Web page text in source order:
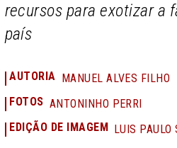
recursos para exotizar a
país
AUTORIA MANUEL ALVES FILHO
FOTOS ANTONINHO PERRI
EDIÇÃO DE IMAGEM LUIS PAULO